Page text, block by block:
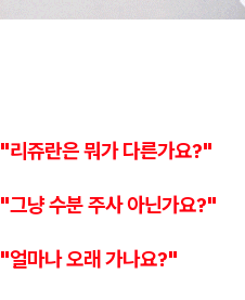
"리쥬란은 뭐가 다른가요?"
"그냥 수분 주사 아닌가요?"
"얼마나 오래 가나요?"